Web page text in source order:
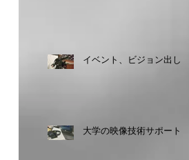
イベント、ビジョン出し
大学の映像技術サポート